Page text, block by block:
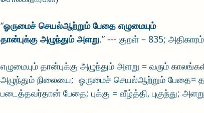
“ஓருமைச் செயல்ஆற்றும் பேதை எழுமையும்
தான்புக்கு அழுந்தும் அளறு.” --- குறள் – 835;
எழுமையும் தான்புக்கு அழுந்தும் அளறு = வரும்
அழுந்தும் நிலையை;  ஓருமைச் செயல்ஆற்றும் பேதை=
படைத்தவர்தான் பேதை; புக்கு = வீழ்த்தி, புகுந்து;